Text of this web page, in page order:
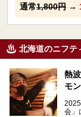
通常1,800円 →
北海道のニフテ
熱
モ
会」